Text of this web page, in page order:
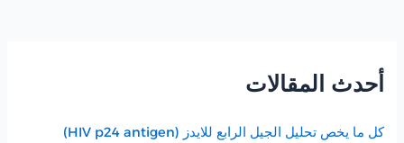
أحدث المقالات
كل ما يخص تحليل الجيل الرابع للايدز (HIV p24 antigen)